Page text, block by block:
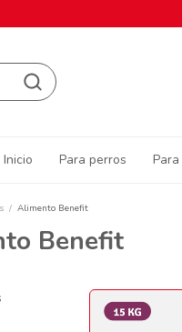
Inicio Para perros
/ Alimento Benefit
Benefit